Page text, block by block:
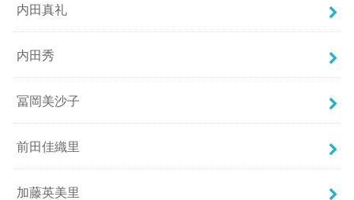
内田真礼
内田秀
冨岡美沙子
前田佳織里
加藤英美里